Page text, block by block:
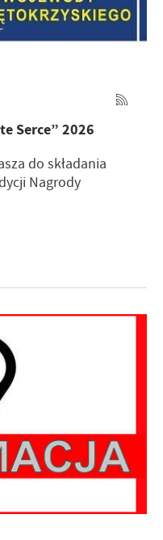
Serce” 2026
do składania
Nagrody